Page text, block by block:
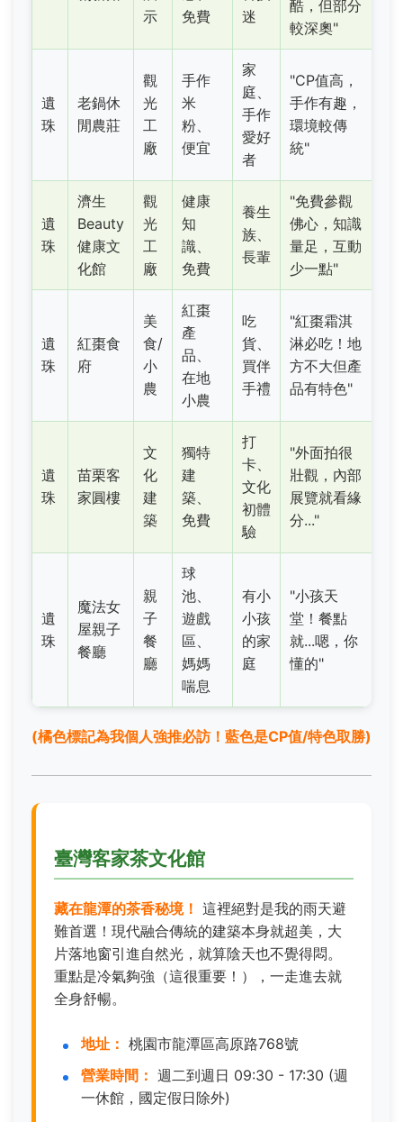
示
免費
迷
酷，但部分
較深奧"
遺
珠
老鍋休
閒農莊
觀
光
工
廠
手作
米
粉、
便宜
家
庭、
手作
愛好
者
"CP值高，
手作有趣，
環境較傳
統"
遺
珠
濟生
Beauty
健康文
化館
觀
光
工
廠
健康
知
識、
免費
養生
族、
長輩
"免費參觀
佛心，知識
量足，互動
少一點"
遺
珠
紅棗食
府
美
食/
小
農
紅棗
產
品、
在地
小農
吃
貨、
買伴
手禮
"紅棗霜淇
淋必吃！地
方不大但產
品有特色"
遺
珠
苗栗客
家圓樓
文
化
建
築
獨特
建
築、
免費
打
卡、
文化
初體
驗
"外面拍很
壯觀，內部
展覽就看緣
分..."
遺
珠
魔法女
屋親子
餐廳
親
子
餐
廳
球
池、
遊戲
區、
媽媽
喘息
有小
小孩
的家
庭
"小孩天
堂！餐點
就...嗯，你
懂的"
(橘色標記為我個人強推必訪！藍色是CP值/特色取勝)
臺灣客家茶文化館
藏在龍潭的茶香秘境！ 這裡絕對是我的雨天避
難首選！現代融合傳統的建築本身就超美，大
片落地窗引進自然光，就算陰天也不覺得悶。
重點是冷氣夠強（這很重要！），一走進去就
全身舒暢。
地址： 桃園市龍潭區高原路768號
營業時間： 週二到週日 09:30 - 17:30 (週
一休館，國定假日除外)